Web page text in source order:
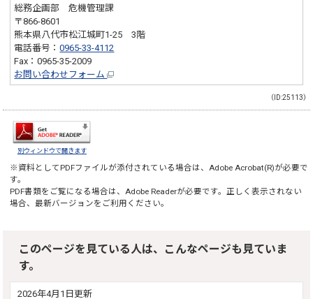
総務企画部 危機管理課
〒866-8601
熊本県八代市松江城町1-25 3階
電話番号：0965-33-4112
Fax：0965-35-2009
お問い合わせフォーム
（ID:25113）
別ウィンドウで開きます
※資料としてPDFファイルが添付されている場合は、 Adobe Acrobat(R)が必要で
す。
PDF書類をご覧になる場合は、 Adobe Readerが必要です。正しく表示されない
場合、最新バージョンをご利用ください。
このページを見ている人は、こんなページも見ていま
す。
2026年4月1日更新